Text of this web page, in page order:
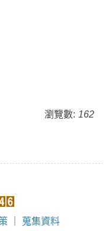
瀏覽數: 162
蒐集資料